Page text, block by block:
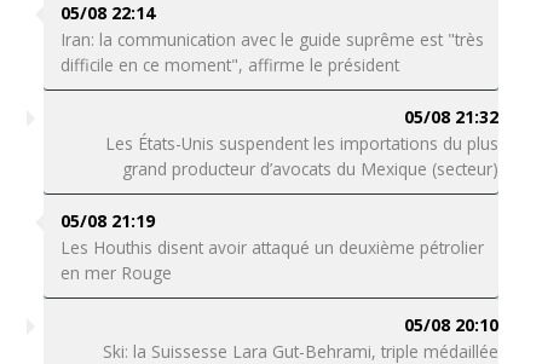
05/08 22:14
Iran: la communication avec le guide suprême est "très
difficile en ce moment", affirme le président
05/08 21:32
Les États-Unis suspendent les importations du plus
grand producteur d’avocats du Mexique (secteur)
05/08 21:19
Les Houthis disent avoir attaqué un deuxième pétrolier
en mer Rouge
05/08 20:10
Ski: la Suissesse Lara Gut-Behrami, triple médaillée